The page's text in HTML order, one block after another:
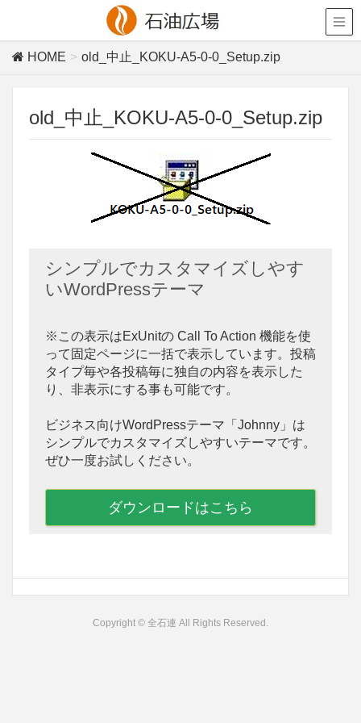
HOME old_中止_KOKU-A5-0-0_Setup.zip
old_中止_KOKU-A5-0-0_Setup.zip
シンプルでカスタマイズしやす
いWordPressテーマ
※この表示はExUnitの Call To Action 機能を使
って固定ページに一括で表示しています。投稿
タイプ毎や各投稿毎に独自の内容を表示した
り、非表示にする事も可能です。
ビジネス向けWordPressテーマ「Johnny」は
シンプルでカスタマイズしやすいテーマです。
ぜひ一度お試しください。
ダウンロードはこちら
Copyright © 全石連 All Rights Reserved.